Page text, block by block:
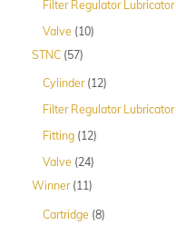
Filter Regulator Lubricator
Valve 1010
STNC 5757
Cylinder 1212
Filter Regulator Lubricator
Fitting 1212
Valve 2424
Produk
Winner 1111
Cartridge 88